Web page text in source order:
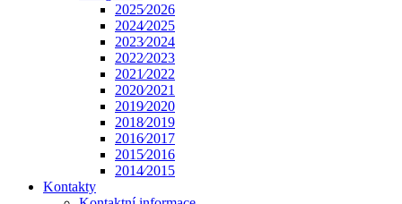
2025⁄2026
2024⁄2025
2023⁄2024
2022⁄2023
2021⁄2022
2020⁄2021
2019⁄2020
2018⁄2019
2016⁄2017
2015⁄2016
2014⁄2015
Kontakty